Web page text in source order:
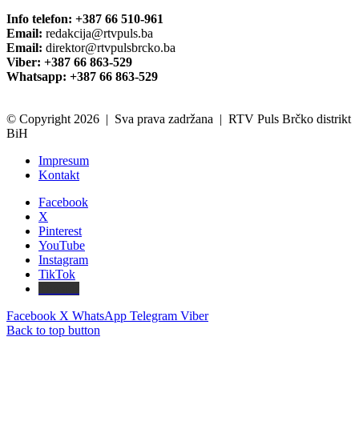
Info telefon: +387 66 510-961
Email: redakcija@rtvpuls.ba
Email: direktor@rtvpulsbrcko.ba
Viber: +387 66 863-529
Whatsapp: +387 66 863-529
© Copyright 2026 | Sva prava zadržana | RTV Puls Brčko distrikt
BiH
Impresum
Kontakt
Facebook
X
Pinterest
YouTube
Instagram
TikTok
Facebook X WhatsApp Telegram Viber
Back to top button